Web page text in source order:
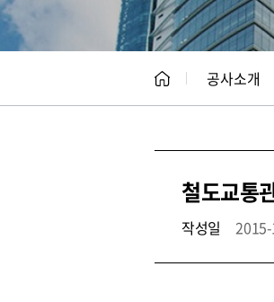
공사소개
철도교통
작성일